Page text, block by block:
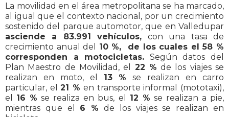
La movilidad en el área metropolitana se ha marcado,
al igual que el contexto nacional, por un crecimiento
sostenido del parque automotor, que en Valledupar
asciende a 83.991 vehículos, con una tasa de
crecimiento anual del 10 %, de los cuales el 58 %
corresponden a motocicletas. Según datos del
Plan Maestro de Movilidad, el 22 % de los viajes se
realizan en moto, el 13 % se realizan en carro
particular, el21 % en transporte informal (mototaxi),
el 16 % se realiza en bus, el 12 % se realizan a pie,
mientras que el 6 % de los viajes se realizan en